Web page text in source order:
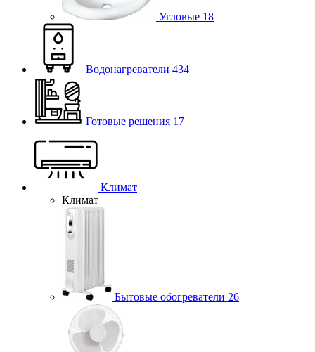
Угловые 18
Водонагреватели 434
Готовые решения 17
Климат
Климат
Бытовые обогреватели 26